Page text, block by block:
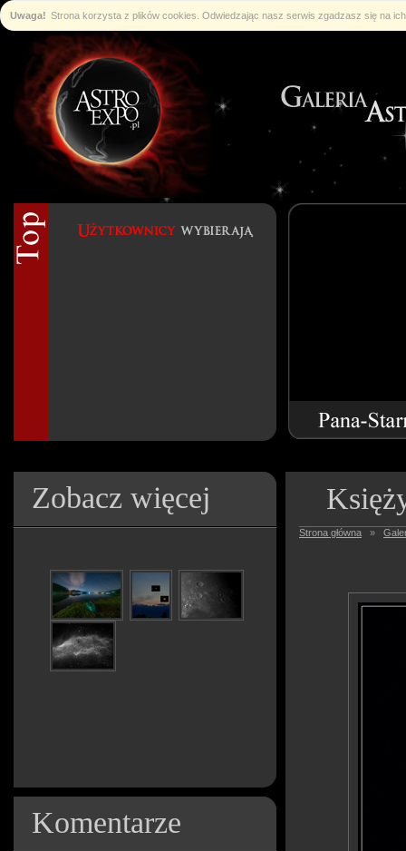
Uwaga! Strona korzysta z plików cookies. Odwiedzając nasz serwis zgadzasz się na
Zobacz więcej
Komentarze
Strona główna »